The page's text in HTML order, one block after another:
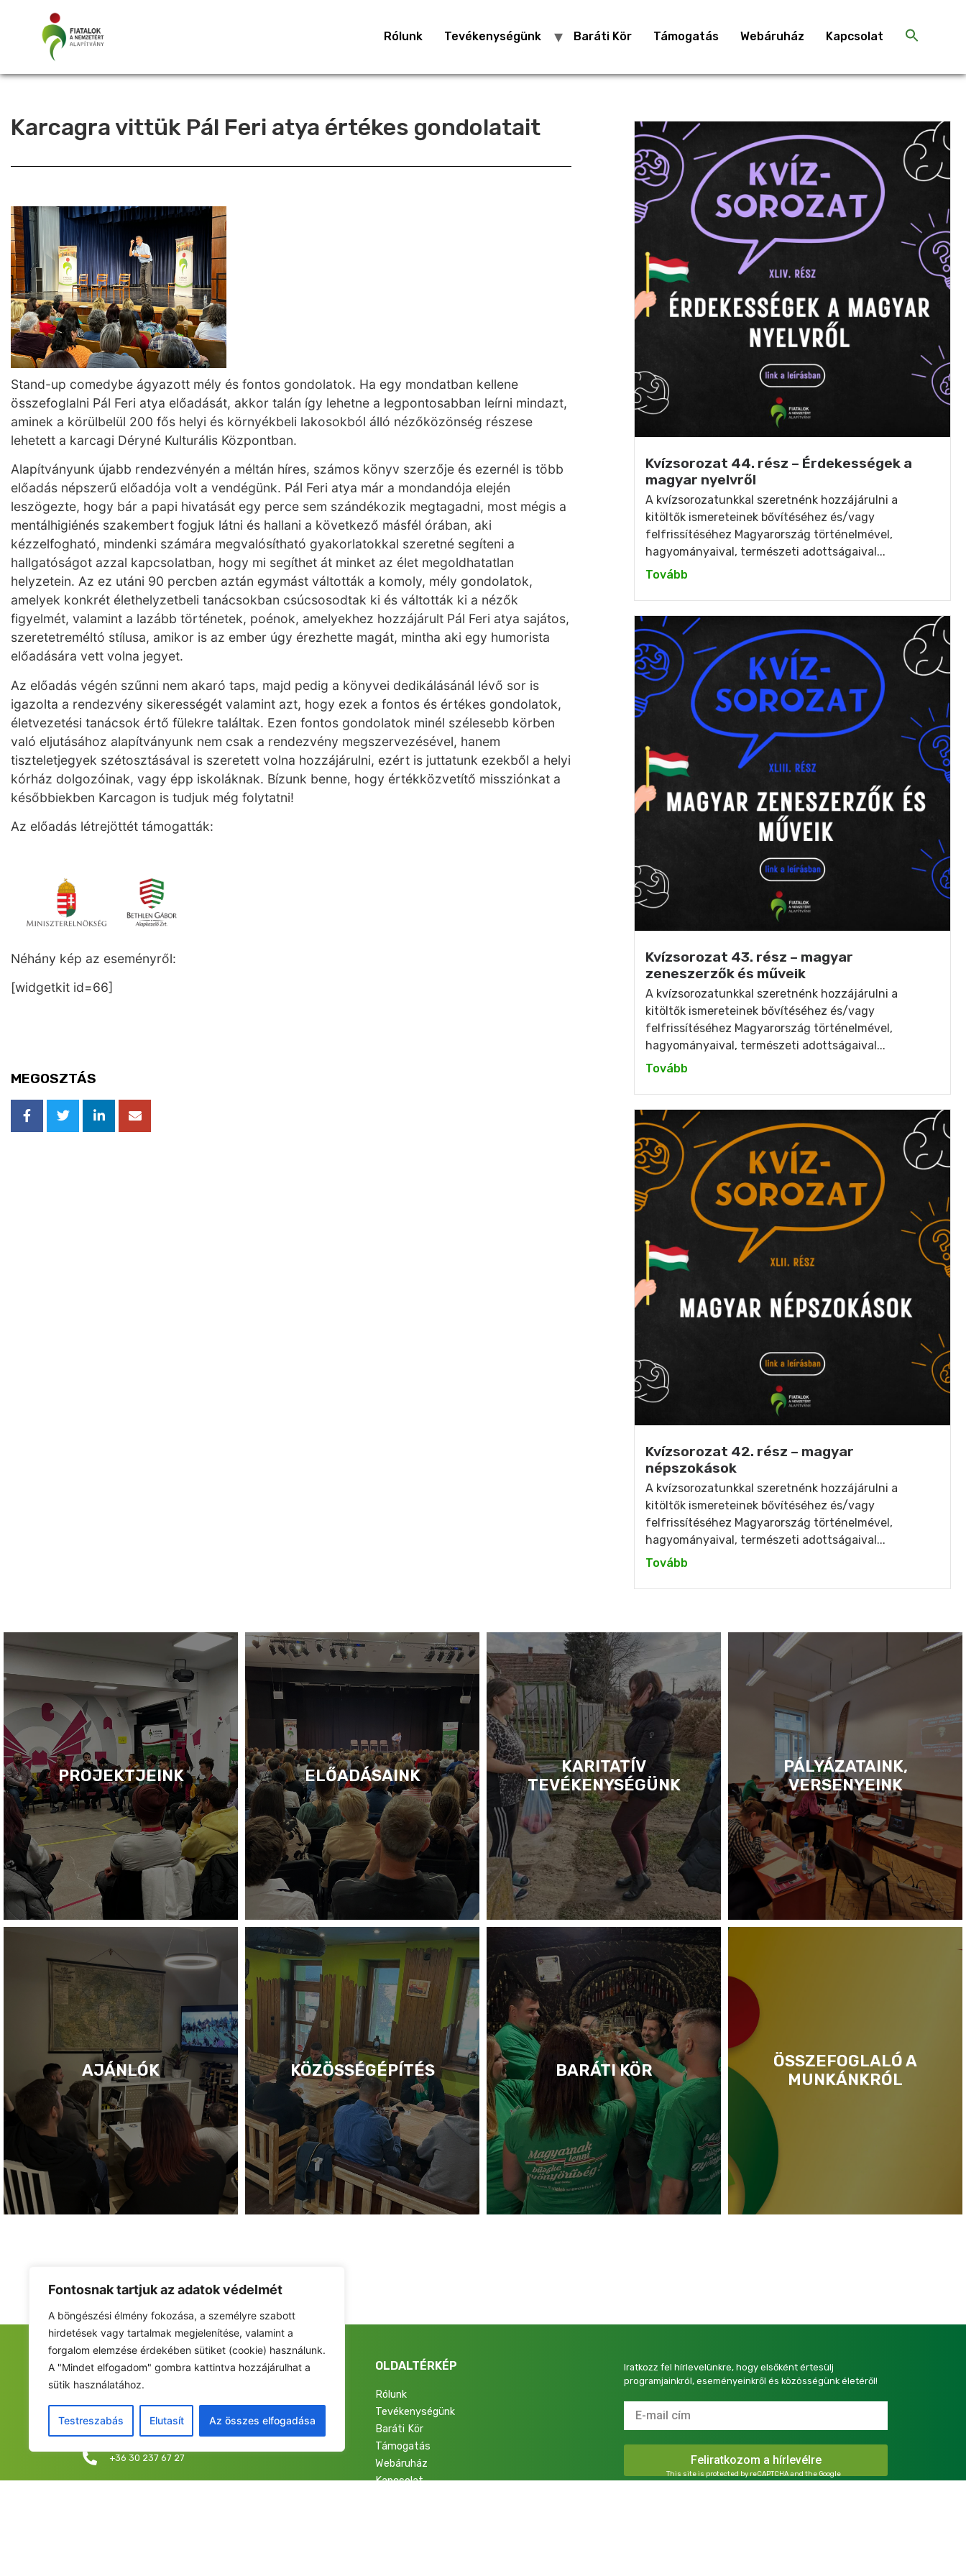
Fontosnak tartjuk az adatok védelmét
A böngészési élmény fokozása, a személyre szabott
hirdetések vagy tartalmak megjelenítése, valamint a
forgalom elemzése érdekében sütiket (cookie) használunk.
A "Mindet elfogadom" gombra kattintva hozzájárulhat a
sütik használatához.
Testreszabás Elutasít Az összes elfogadása
Rólunk Tevékenységünk Baráti Kör Támogatás Webáruház Kapcsolat
Karcagra vittük Pál Feri atya értékes gondolatait
Stand-up comedybe ágyazott mély és fontos gondolatok. Ha egy mondatban kellene
összefoglalni Pál Feri atya előadását, akkor talán így lehetne a legpontosabban leírni mindazt,
aminek a körülbelül 200 fős helyi és környékbeli lakosokból álló nézőközönség részese
lehetett a karcagi Déryné Kulturális Központban.
Alapítványunk újabb rendezvényén a méltán híres, számos könyv szerzője és ezernél is több
előadás népszerű előadója volt a vendégünk. Pál Feri atya már a mondandója elején
leszögezte, hogy bár a papi hivatását egy perce sem szándékozik megtagadni, most mégis a
mentálhigiénés szakembert fogjuk látni és hallani a következő másfél órában, aki
kézzelfogható, mindenki számára megvalósítható gyakorlatokkal szeretné segíteni a
hallgatóságot azzal kapcsolatban, hogy mi segíthet át minket az élet megoldhatatlan
helyzetein. Az ez utáni 90 percben aztán egymást váltották a komoly, mély gondolatok,
amelyek konkrét élethelyzetbeli tanácsokban csúcsosodtak ki és váltották ki a nézők
figyelmét, valamint a lazább történetek, poénok, amelyekhez hozzájárult Pál Feri atya sajátos,
szeretetreméltó stílusa, amikor is az ember úgy érezhette magát, mintha aki egy humorista
előadására vett volna jegyet.
Az előadás végén szűnni nem akaró taps, majd pedig a könyvei dedikálásánál lévő sor is
igazolta a rendezvény sikerességét valamint azt, hogy ezek a fontos és értékes gondolatok,
életvezetési tanácsok értő fülekre találtak. Ezen fontos gondolatok minél szélesebb körben
való eljutásához alapítványunk nem csak a rendezvény megszervezésével, hanem
tiszteletjegyek szétosztásával is szeretett volna hozzájárulni, ezért is juttatunk ezekből a helyi
kórház dolgozóinak, vagy épp iskoláknak. Bízunk benne, hogy értékközvetítő missziónkat a
későbbiekben Karcagon is tudjuk még folytatni!
Az előadás létrejöttét támogatták:
Néhány kép az eseményről:
[widgetkit id=66]
MEGOSZTÁS
Kvízsorozat 44. rész – Érdekességek a
magyar nyelvről
A kvízsorozatunkkal szeretnénk hozzájárulni a
kitöltők ismereteinek bővítéséhez és/vagy
felfrissítéséhez Magyarország történelmével,
hagyományaival, természeti adottságaival...
Tovább
Kvízsorozat 43. rész – magyar
zeneszerzők és műveik
A kvízsorozatunkkal szeretnénk hozzájárulni a
kitöltők ismereteinek bővítéséhez és/vagy
felfrissítéséhez Magyarország történelmével,
hagyományaival, természeti adottságaival...
Tovább
Kvízsorozat 42. rész – magyar
népszokások
A kvízsorozatunkkal szeretnénk hozzájárulni a
kitöltők ismereteinek bővítéséhez és/vagy
felfrissítéséhez Magyarország történelmével,
hagyományaival, természeti adottságaival...
Tovább
PROJEKTJEINK ELŐADÁSAINK
KARITATÍV
TEVÉKENYSÉGÜNK
PÁLYÁZATAINK,
VERSENYEINK
AJÁNLÓK KÖZÖSSÉGÉPÍTÉS BARÁTI KÖR
ÖSSZEFOGLALÓ A
MUNKÁNKRÓL
FIATALOK A NEMZETÉRT ALAPÍTVÁNY
Levelezési cím/iroda: 1053 Budapest, Curia utca 4.
info@fiatalokanemzetert.hu
+36 30 237 67 27
OLDALTÉRKÉP
Rólunk
Tevékenységünk
Baráti Kör
Támogatás
Webáruház
Kapcsolat
Iratkozz fel hírlevelünkre, hogy elsőként értesülj
programjainkról, eseményeinkről és közösségünk életéről!
This site is protected by reCAPTCHA and the Google